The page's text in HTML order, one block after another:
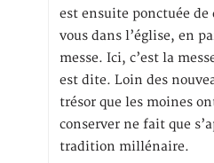
est ensuite ponctuée
vous dans l’église, en
messe. Ici, c’est la
est dite. Loin des
trésor que les moines
conserver ne fait que
tradition millénaire.